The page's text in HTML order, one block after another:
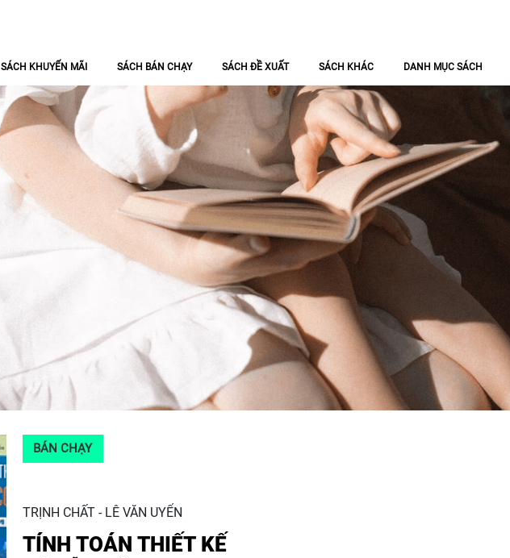
SÁCH KHUYẾN MÃI SÁCH BÁN CHẠY SÁCH ĐỀ XUẤT SÁCH KHÁC DANH MỤC SÁCH
BÁN CHẠY
TRỊNH CHẤT - LÊ VĂN UYỂN
TÍNH TOÁN THIẾT KẾ